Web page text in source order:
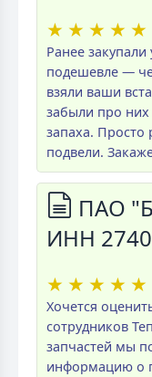
★ ★ ★ ★ ★
Ранее закупали
подешевле —
взяли ваши
забыли про них
запаха. Просто
подвели.
ПАО
ИНН
★ ★ ★ ★ ★
Хочется
сотрудников
запчастей мы
информацию о